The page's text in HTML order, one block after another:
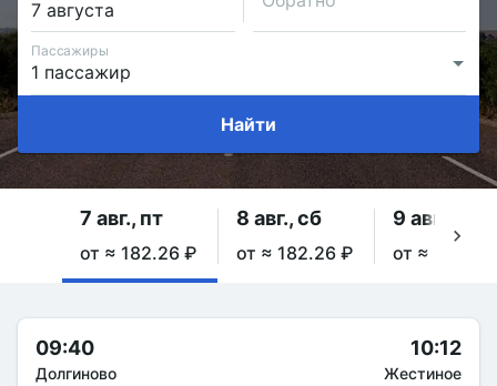
Пассажиры
Найти
7 авг., пт
от ≈ 182.26 ₽
8 авг., сб
от ≈ 182.26 ₽
9 авг., вс
от ≈
09:40
Долгиново
10:12
Жестиное